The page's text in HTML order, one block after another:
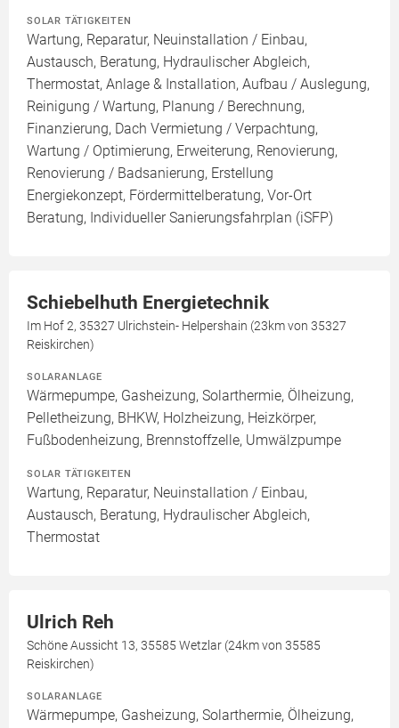
SOLAR TÄTIGKEITEN
Wartung, Reparatur, Neuinstallation / Einbau,
Austausch, Beratung, Hydraulischer Abgleich,
Thermostat, Anlage & Installation, Aufbau / Auslegung,
Reinigung / Wartung, Planung / Berechnung,
Finanzierung, Dach Vermietung / Verpachtung,
Wartung / Optimierung, Erweiterung, Renovierung,
Renovierung / Badsanierung, Erstellung
Energiekonzept, Fördermittelberatung, Vor-Ort
Beratung, Individueller Sanierungsfahrplan (iSFP)
Schiebelhuth Energietechnik
Im Hof 2, 35327 Ulrichstein- Helpershain (23km von 35327
Reiskirchen)
SOLARANLAGE
Wärmepumpe, Gasheizung, Solarthermie, Ölheizung,
Pelletheizung, BHKW, Holzheizung, Heizkörper,
Fußbodenheizung, Brennstoffzelle, Umwälzpumpe
SOLAR TÄTIGKEITEN
Wartung, Reparatur, Neuinstallation / Einbau,
Austausch, Beratung, Hydraulischer Abgleich,
Thermostat
Ulrich Reh
Schöne Aussicht 13, 35585 Wetzlar (24km von 35585
Reiskirchen)
SOLARANLAGE
Wärmepumpe, Gasheizung, Solarthermie, Ölheizung,